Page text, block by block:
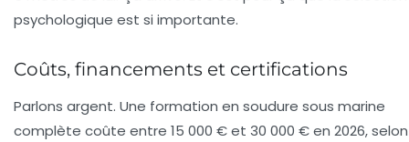
psychologique est si importante.
Coûts, financements et certifications
Parlons argent. Une formation en soudure sous marine
complète coûte entre 15 000 € et 30 000 € en 2026,